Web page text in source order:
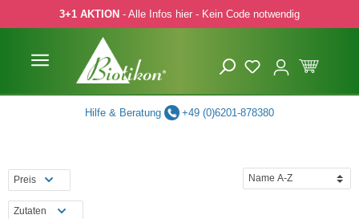
Hauptinhalt springen
Zur Suche springen
Zur Hauptnavigation springen
3+1 AKTION - Alle Infos hier - Kein Code notwendig
Hilfe & Beratung +49 (0)6201-878380
Preis
Zutaten